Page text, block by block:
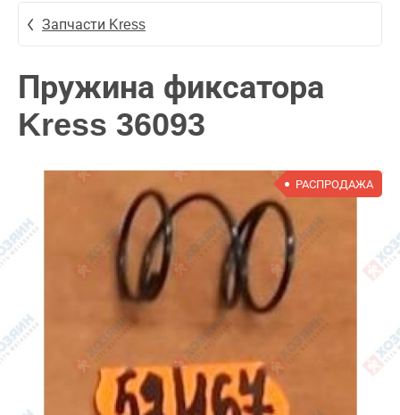
Запчасти Kress
Пружина фиксатора
Kress 36093
РАСПРОДАЖА